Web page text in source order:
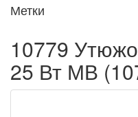
Метки
10779
25 Вт МВ